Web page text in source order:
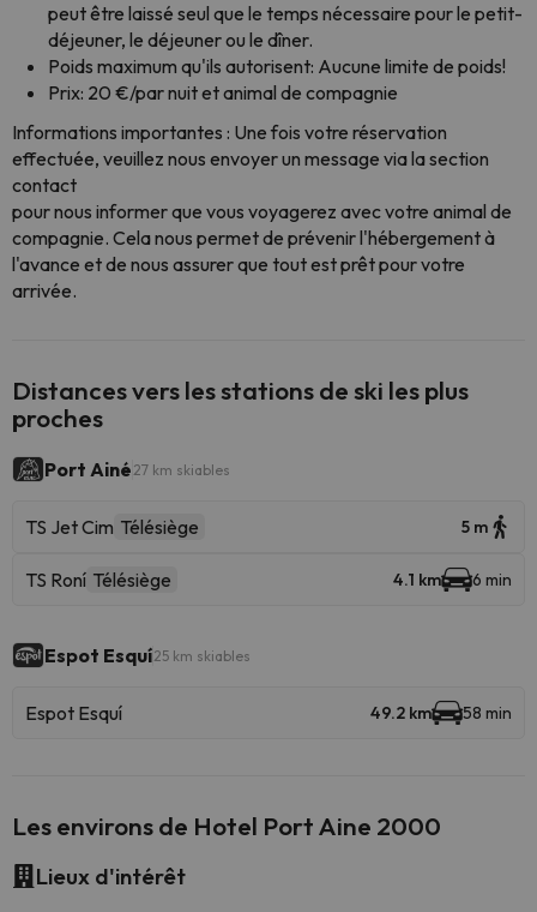
peut être laissé seul que le temps nécessaire pour le petit-
déjeuner, le déjeuner ou le dîner.
Poids maximum qu'ils autorisent: Aucune limite de poids!
Prix: 20 €/par nuit et animal de compagnie
Informations importantes : Une fois votre réservation
effectuée, veuillez nous envoyer un message via la section
contact
pour nous informer que vous voyagerez avec votre animal de
compagnie. Cela nous permet de prévenir l'hébergement à
l'avance et de nous assurer que tout est prêt pour votre
arrivée.
Distances vers les stations de ski les plus
proches
Port Ainé 27 km skiables
TS Jet Cim Télésiège 5 m
TS Roní Télésiège 4.1 km 6 min
Espot Esquí25 km skiables
Espot Esquí 49.2 km 58 min
Les environs de Hotel Port Aine 2000
Lieux d'intérêt